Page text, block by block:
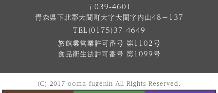
〒039-4601
青森県下北郡大間町大字大間字内山48−137
TEL(0175)37-4649
旅館業営業許可番号 第1102号
食品衛生法許可番号 第1099号
(C) 2017 ooma-fugenin All Rights Reserved.